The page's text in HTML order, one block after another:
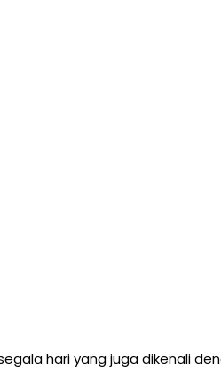
hari yang juga dikenali